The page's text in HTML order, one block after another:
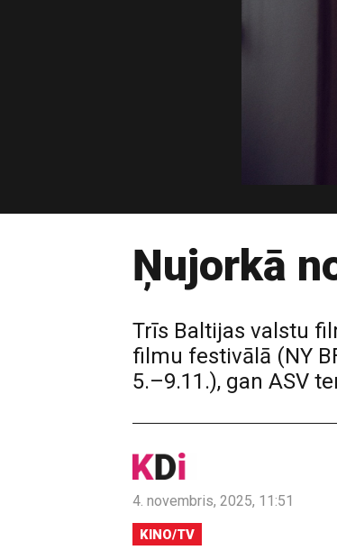
Ņujorkā
Trīs Baltijas valstu
filmu festivālā (NY
5.–9.11.), gan ASV
4. novembris, 2025, 11:51
KINO/TV